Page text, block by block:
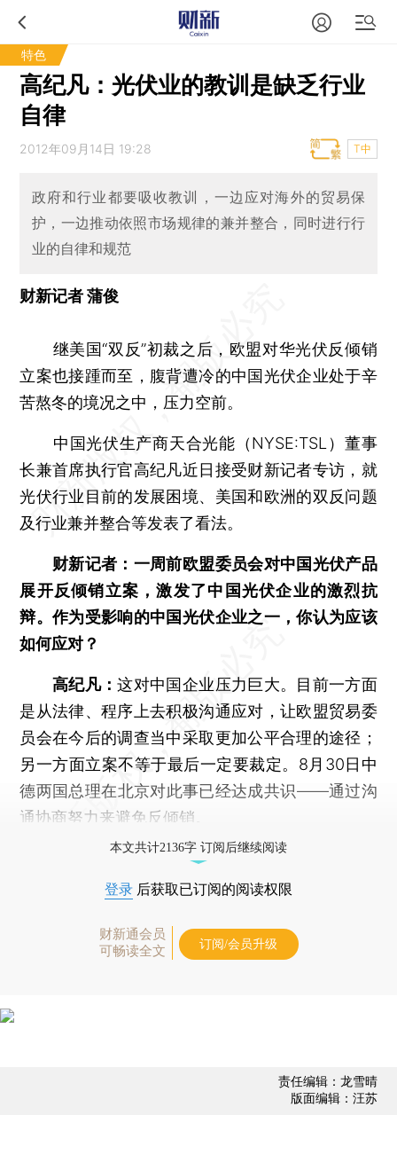
特色
高纪凡：光伏业的教训是缺乏行业
自律
2012年09月14日 19:28 T中
政府和行业都要吸收教训，一边应对海外的贸易保
护，一边推动依照市场规律的兼并整合，同时进行行
业的自律和规范
财新记者 蒲俊
继美国“双反”初裁之后，欧盟对华光伏反倾销
立案也接踵而至，腹背遭冷的中国光伏企业处于辛
苦熬冬的境况之中，压力空前。
中国光伏生产商天合光能（NYSE:TSL）董事
长兼首席执行官高纪凡近日接受财新记者专访，就
光伏行业目前的发展困境、美国和欧洲的双反问题
及行业兼并整合等发表了看法。
财新记者：一周前欧盟委员会对中国光伏产品
展开反倾销立案，激发了中国光伏企业的激烈抗
辩。作为受影响的中国光伏企业之一，你认为应该
如何应对？
高纪凡：这对中国企业压力巨大。目前一方面
是从法律、程序上去积极沟通应对，让欧盟贸易委
员会在今后的调查当中采取更加公平合理的途径；
另一方面立案不等于最后一定要裁定。8月30日中
德两国总理在北京对此事已经达成共识——通过沟
通协商努力来避免反倾销。
本文共计2136字 订阅后继续阅读
登录 后获取已订阅的阅读权限
财新通会员
可畅读全文
订阅/会员升级
责任编辑：龙雪晴
版面编辑：汪苏